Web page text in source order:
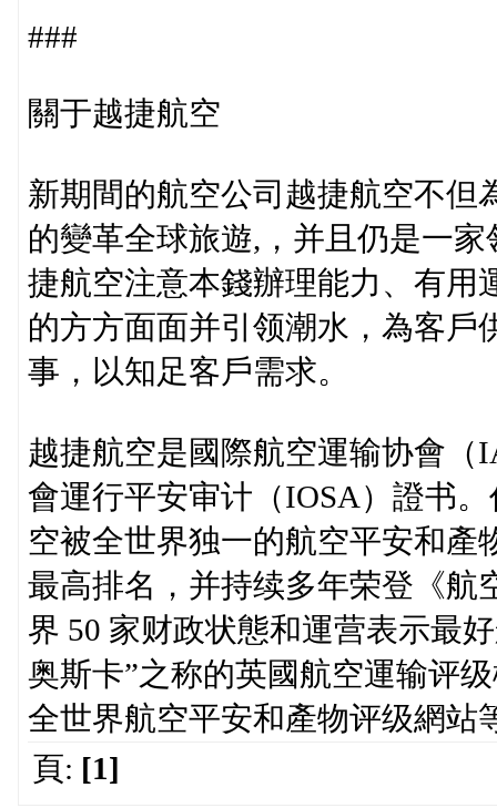
###
關于越捷航空
新期間的航空公司越捷航空不但
的變革全球旅遊,，并且仍是一
捷航空注意本錢辦理能力、有用
的方方面面并引领潮水，為客戶
事，以知足客戶需求。
越捷航空是國際航空運输协會（
會運行平安审计（IOSA）證书
空被全世界独一的航空平安和產
最高排名，并持续多年荣登《航
界 50 家财政状態和運营表示最
奥斯卡”之称的英國航空運输评
全世界航空平安和產物评级網站
頁: [1]